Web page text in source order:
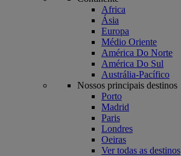
Africa
Ásia
Europa
Médio Oriente
América Do Norte
América Do Sul
Austrália-Pacífico
Nossos principais destinos
Porto
Madrid
Paris
Londres
Oeiras
Ver todas as destinos